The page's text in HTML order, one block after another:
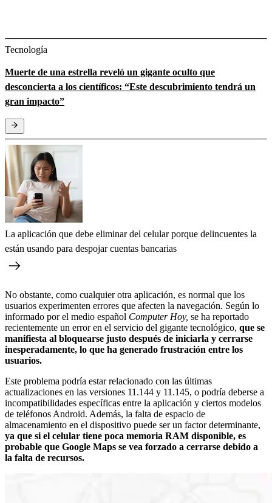
Tecnología
Muerte de una estrella reveló un gigante oculto que
desconcierta a los científicos: “Este descubrimiento tendrá un
gran impacto”
La aplicación que debe eliminar del celular porque delincuentes la
están usando para despojar cuentas bancarias
No obstante, como cualquier otra aplicación, es normal que los
usuarios experimenten errores que afecten la navegación. Según lo
informado por el medio español Computer Hoy, se ha reportado
recientemente un error en el servicio del gigante tecnológico, que se
manifiesta al bloquearse justo después de iniciarla y cerrarse
inesperadamente, lo que ha generado frustración entre los
usuarios.
Este problema podría estar relacionado con las últimas
actualizaciones en las versiones 11.144 y 11.145, o podría deberse a
incompatibilidades específicas entre la aplicación y ciertos modelos
de teléfonos Android. Además, la falta de espacio de
almacenamiento en el dispositivo puede ser un factor determinante,
ya que si el celular tiene poca memoria RAM disponible, es
probable que Google Maps se vea forzado a cerrarse debido a
la falta de recursos.